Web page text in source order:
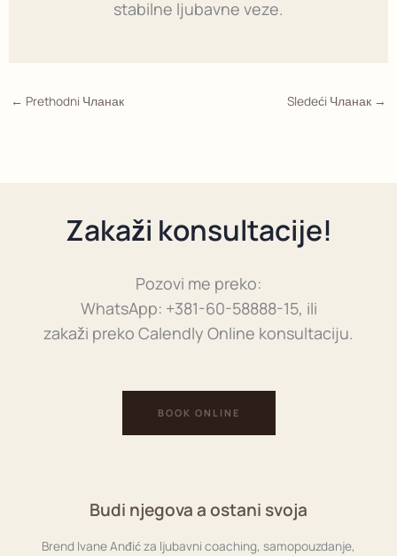
← Prethodni Чланак Sledeći Чланак →
Zakaži konsultacije!
Pozovi me preko:
WhatsApp: +381-60-58888-15, ili
zakaži preko Calendly Online konsultaciju.
BOOK ONLINE
Budi njegova a ostani svoja
Brend Ivane Anđić za ljubavni coaching, samopouzdanje,